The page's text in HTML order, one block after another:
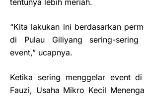
tentunya lebih meriah.
“Kita lakukan ini berdasarkan
di Pulau Giliyang sering-sering
event,” ucapnya.
Ketika sering menggelar event
Fauzi, Usaha Mikro Kecil